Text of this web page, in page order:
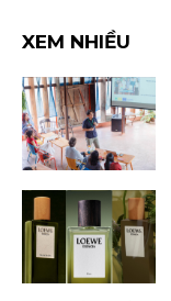
XEM NHIỀU